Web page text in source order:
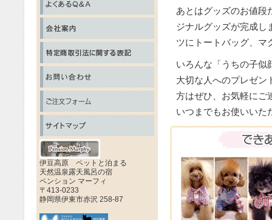
2024/07/21
2024年7月21
2024/02/28
2024年3月24
2024/02/12
2024年2月12
2023/09/17
2023年9月17
2023/08/13
2023年8月13
2023/08/11
2023年8月11
2023/07/16
2023年7月16
2023年3月26
2022/12/18 2022年12月18
2022/11/20
2022年11月20
2022/08/14
2022年8月14
うちの子グッ
2022/06/05 2022年6月5日
あとはグッズのお値段
ジナルグッズが完成し
ツにトートバッグ、マ
いろんな「うちの子
大切な人へのプレゼン
方はぜひ、お気軽にご
いつまでもお使いいた
伊豆高原 ペットと泊まる
天然温泉露天風呂の宿
ペンション マーフィ
〒413-0233
静岡県伊東市赤沢 258-87